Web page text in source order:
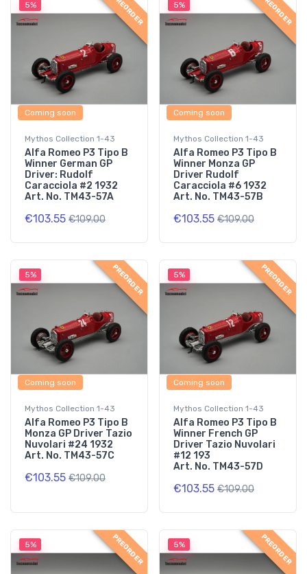
5% PREORDER
Coming soon
Mythos Collection 1-43
Alfa Romeo P3 Tipo B
Winner German GP
Driver: Rudolf
Caracciola #2 1932
Art. No. TM43-57A
€103.55 €109.00
5% PREORDER
Coming soon
Mythos Collection 1-43
Alfa Romeo P3 Tipo B
Winner Monza GP
Driver Rudolf
Caracciola #6 1932
Art. No. TM43-57B
€103.55 €109.00
5% PREORDER
Coming soon
Mythos Collection 1-43
Alfa Romeo P3 Tipo B
Monza GP Driver Tazio
Nuvolari #24 1932
Art. No. TM43-57C
€103.55 €109.00
5% PREORDER
Coming soon
Mythos Collection 1-43
Alfa Romeo P3 Tipo B
Winner French GP
Driver Tazio Nuvolari
#12 193
Art. No. TM43-57D
€103.55 €109.00
5% PREORDER 5% PREORDER